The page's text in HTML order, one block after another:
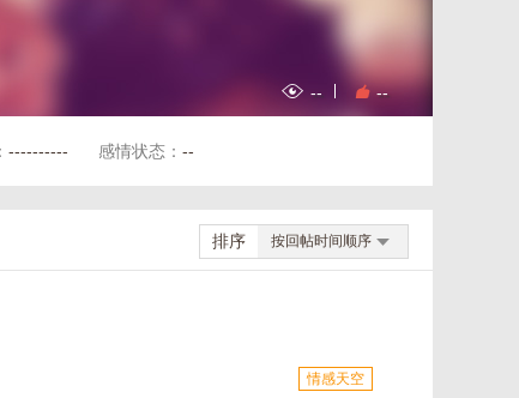
-- --
---------- 感情状态： --
排序 按回帖时间顺序
情感天空